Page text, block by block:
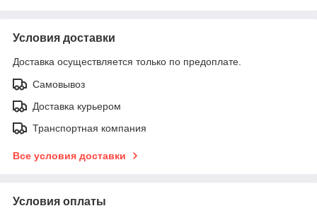
Условия доставки
Доставка осуществляется только по предоплате.
Самовывоз
Доставка курьером
Транспортная компания
Все условия доставки
Условия оплаты